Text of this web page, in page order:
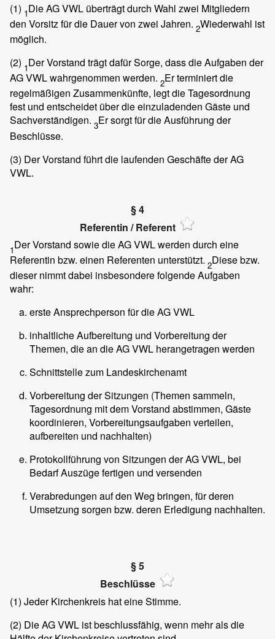
(1) 1Die AG VWL überträgt durch Wahl zwei Mitgliedern
den Vorsitz für die Dauer von zwei Jahren. 2Wiederwahl ist
möglich.
(2) 1Der Vorstand trägt dafür Sorge, dass die Aufgaben der
AG VWL wahrgenommen werden. 2Er terminiert die
regelmäßigen Zusammenkünfte, legt die Tagesordnung
fest und entscheidet über die einzuladenden Gäste und
Sachverständigen. 3Er sorgt für die Ausführung der
Beschlüsse.
(3) Der Vorstand führt die laufenden Geschäfte der AG
VWL.
§ 4
Referentin / Referent
1Der Vorstand sowie die AG VWL werden durch eine
Referentin bzw. einen Referenten unterstützt. 2Diese bzw.
dieser nimmt dabei insbesondere folgende Aufgaben
wahr:
erste Ansprechperson für die AG VWL
inhaltliche Aufbereitung und Vorbereitung der
Themen, die an die AG VWL herangetragen werden
Schnittstelle zum Landeskirchenamt
Vorbereitung der Sitzungen (Themen sammeln,
Tagesordnung mit dem Vorstand abstimmen, Gäste
koordinieren, Vorbereitungsaufgaben verteilen,
aufbereiten und nachhalten)
Protokollführung von Sitzungen der AG VWL, bei
Bedarf Auszüge fertigen und versenden
Verabredungen auf den Weg bringen, für deren
Umsetzung sorgen bzw. deren Erledigung nachhalten.
§ 5
Beschlüsse
(1) Jeder Kirchenkreis hat eine Stimme.
(2) Die AG VWL ist beschlussfähig, wenn mehr als die